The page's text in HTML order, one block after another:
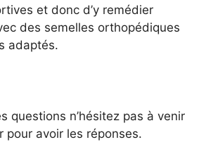
et donc d’y remédier
des semelles orthopédiques
adaptés.
questions n’hésitez pas à venir
pour avoir les réponses.